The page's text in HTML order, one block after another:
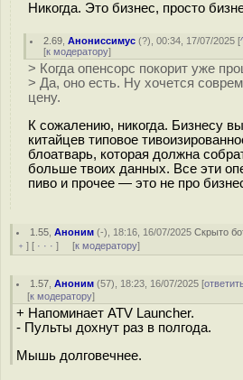
Никогда. Это бизнес, просто
2.69 ,Анониссимус (?), 00:34, 17/07/2025 [
[к модератору]
> Когда опенсорс покорит уже
> Да, оно есть. Ну хочется
цену.
К сожалению, никогда. Бизнесу
китайцев типовое
блоатварь, которая должна
больше твоих данных. Все эти
пиво и прочее — это не про
1.55 ,Аноним (-), 18:16, 16/07/2025Скрыто
﹢ ] [ · · · ] [к модератору]
1.57 ,Аноним (57), 18:23, 16/07/2025 [
[к модератору]
+ Напоминает ATV Launcher.
- Пульты дохнут раз в полгода.
Мышь долговечнее.